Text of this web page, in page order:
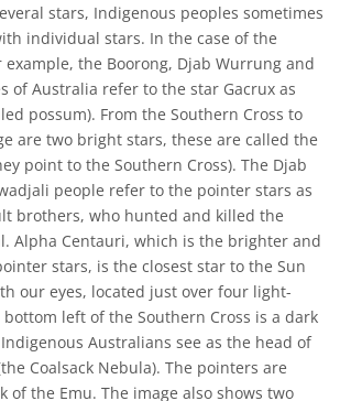
stars, Indigenous peoples sometimes
individual stars. In the case of the
example, the Boorong, Djab Wurrung and
of Australia refer to the star Gacrux as
possum). From the Southern Cross to
are two bright stars, these are called the
point to the Southern Cross). The Djab
people refer to the pointer stars as
brothers, who hunted and killed the
Alpha Centauri, which is the brighter and
stars, is the closest star to the Sun
our eyes, located just over four light-
bottom left of the Southern Cross is a dark
Australians see as the head of
Coalsack Nebula). The pointers are
of the Emu. The image also shows two